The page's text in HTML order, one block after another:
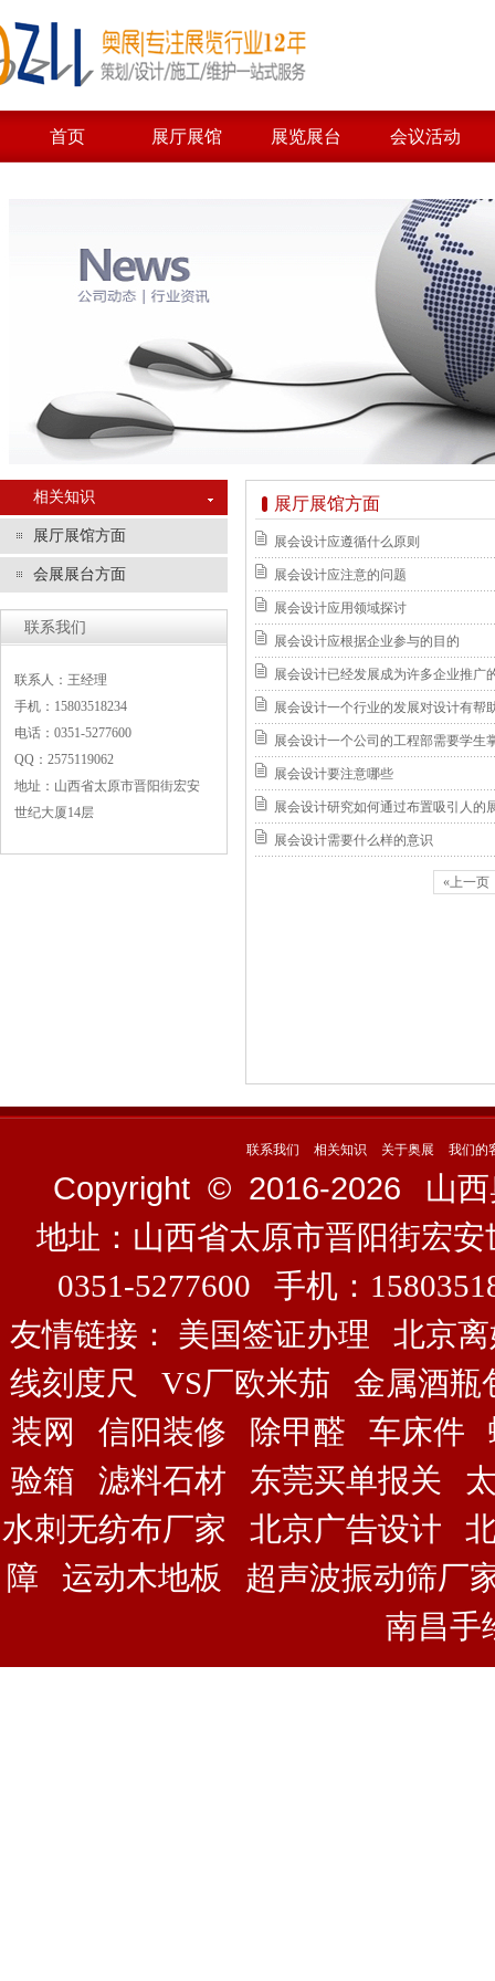
首页 展厅展馆 展览展台 会议活动
相关知识
展厅展馆方面
会展展台方面
联系我们
联系人：王经理
手机：15803518234
电话：0351-5277600
QQ：2575119062
地址：山西省太原市晋阳街宏安
世纪大厦14层
展厅展馆方面
展会设计应遵循什么原则
展会设计应注意的问题
展会设计应用领域探讨
展会设计应根据企业参与的目的
展会设计已经发展成为许多企业推广
展会设计一个行业的发展对设计有帮
展会设计一个公司的工程部需要学生
展会设计要注意哪些
展会设计研究如何通过布置吸引人的
展会设计需要什么样的意识
«上一页
联系我们 相关知识 关于奥展 我们的
Copyright © 2016-2026
山
地址：山西省太原市晋阳街宏
0351-5277600 手机：
友情链接： 美国签证办理
北京
线刻度尺
VS厂欧米茄
金属酒瓶
装网
信阳装修 除甲醛 车床件
验箱
滤料石材 东莞买单报关
水刺无纺布厂家
北京广告设计
障
运动木地板
超声波振动筛厂
南昌手